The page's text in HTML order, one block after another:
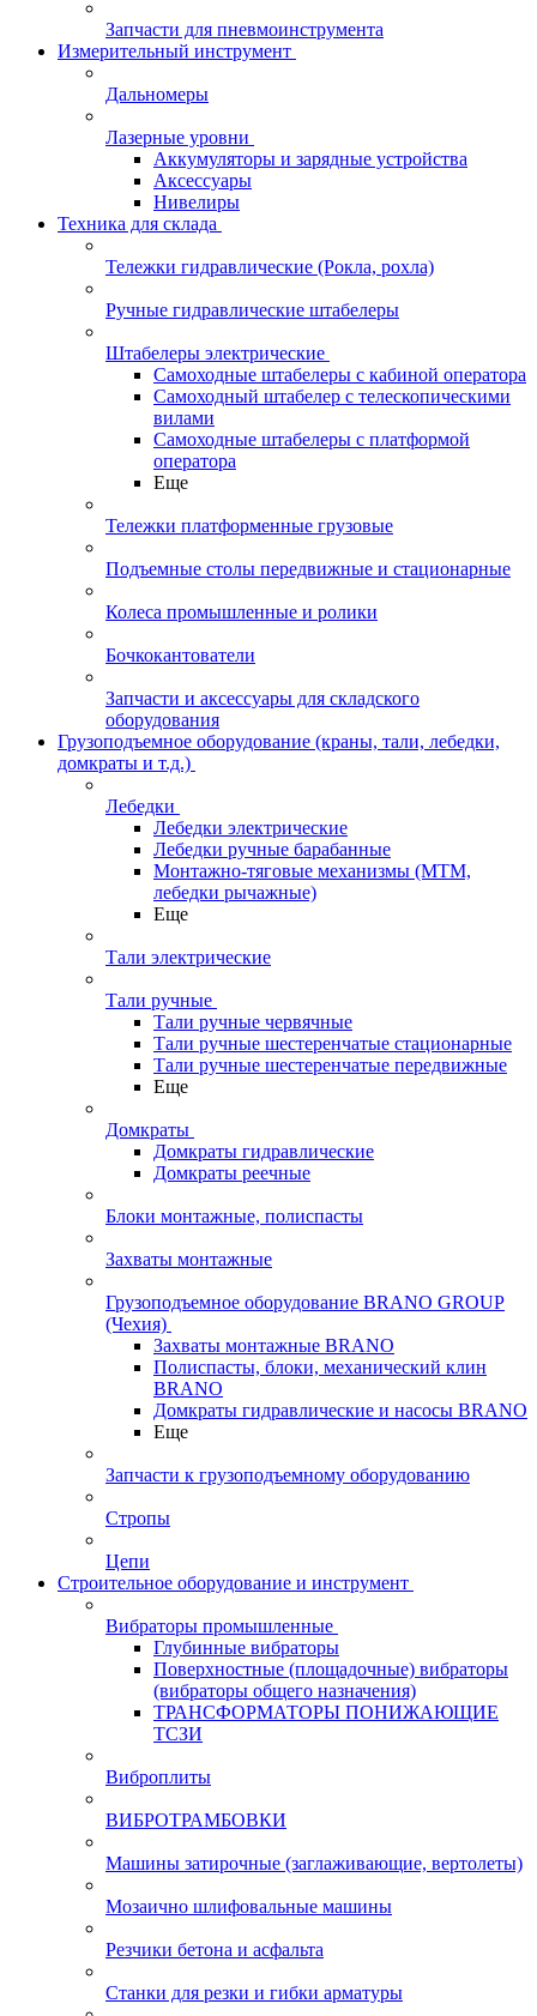
Запчасти для пневмоинструмента
Измерительный инструмент
Дальномеры
Лазерные уровни
Аккумуляторы и зарядные устройства
Аксессуары
Нивелиры
Техника для склада
Тележки гидравлические (Рокла, рохла)
Ручные гидравлические штабелеры
Штабелеры электрические
Самоходные штабелеры с кабиной оператора
Самоходный штабелер с телескопическими
вилами
Самоходные штабелеры с платформой
оператора
Еще
Тележки платформенные грузовые
Подъемные столы передвижные и стационарные
Колеса промышленные и ролики
Бочкокантователи
Запчасти и аксессуары для складского
оборудования
Грузоподъемное оборудование (краны, тали, лебедки,
домкраты и т.д.)
Лебедки
Лебедки электрические
Лебедки ручные барабанные
Монтажно-тяговые механизмы (МТМ,
лебедки рычажные)
Еще
Тали электрические
Тали ручные
Тали ручные червячные
Тали ручные шестеренчатые стационарные
Тали ручные шестеренчатые передвижные
Еще
Домкраты
Домкраты гидравлические
Домкраты реечные
Блоки монтажные, полиспасты
Захваты монтажные
Грузоподъемное оборудование BRANO GROUP
(Чехия)
Захваты монтажные BRANO
Полиспасты, блоки, механический клин
BRANO
Домкраты гидравлические и насосы BRANO
Еще
Запчасти к грузоподъемному оборудованию
Стропы
Цепи
Строительное оборудование и инструмент
Вибраторы промышленные
Глубинные вибраторы
Поверхностные (площадочные) вибраторы
(вибраторы общего назначения)
ТРАНСФОРМАТОРЫ ПОНИЖАЮЩИЕ
ТСЗИ
Виброплиты
ВИБРОТРАМБОВКИ
Машины затирочные (заглаживающие, вертолеты)
Мозаично шлифовальные машины
Резчики бетона и асфальта
Станки для резки и гибки арматуры